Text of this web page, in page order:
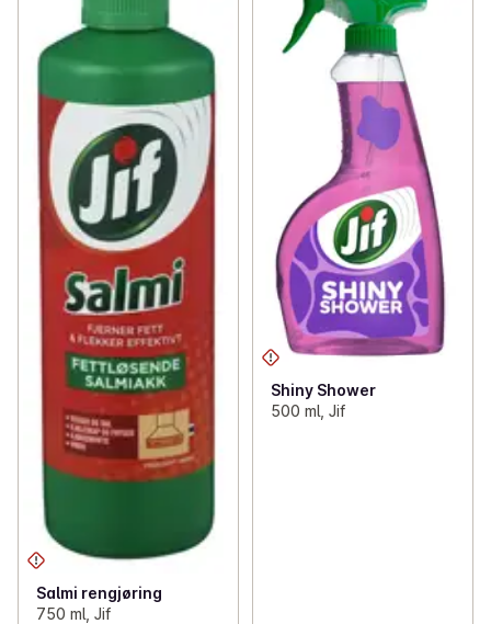
Salmi rengjøring
750 ml, Jif
Shiny Shower
500 ml, Jif